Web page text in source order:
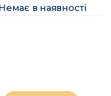
Немає в наявності